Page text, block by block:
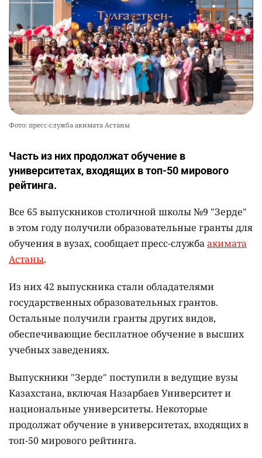
Фото: пресс-служба акимата Астаны
Часть из них продолжат обучение в
университетах, входящих в топ-50 мирового
рейтинга.
Все 65 выпускников столичной школы №9 "Зерде"
в этом году получили образовательные гранты для
обучения в вузах, сообщает пресс-службаакимата
Астаны.
Из них 42 выпускника стали обладателями
государственных образовательных грантов.
Остальные получили гранты других видов,
обеспечивающие бесплатное обучение в высших
учебных заведениях.
Выпускники "Зерде" поступили в ведущие вузы
Казахстана, включая Назарбаев Университет и
национальные университеты. Некоторые
продолжат обучение в университетах, входящих в
топ-50 мирового рейтинга.